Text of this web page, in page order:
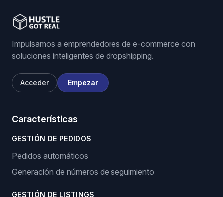
Impulsamos a emprendedores de e-commerce con
soluciones inteligentes de dropshipping.
Acceder Empezar
Características
GESTIÓN DE PEDIDOS
Pedidos automáticos
Generación de números de seguimiento
GESTIÓN DE LISTINGS